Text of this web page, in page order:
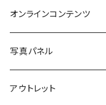
Tシャツ
バッグ
ブックカバー
マグカップ
オンラインコンテンツ
冒険クロストーク
写真パネル
アウトレット